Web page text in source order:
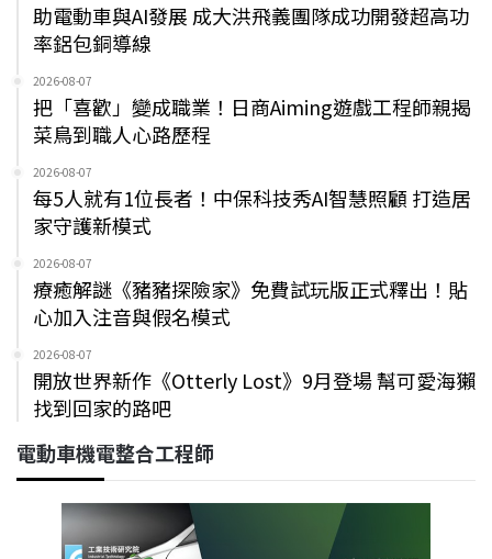
助電動車與AI發展 成大洪飛義團隊成功開發超高功
率鋁包銅導線
2026-08-07
把「喜歡」變成職業！日商Aiming遊戲工程師親揭
菜鳥到職人心路歷程
2026-08-07
每5人就有1位長者！中保科技秀AI智慧照顧 打造居
家守護新模式
2026-08-07
療癒解謎《豬豬探險家》免費試玩版正式釋出！貼
心加入注音與假名模式
2026-08-07
開放世界新作《Otterly Lost》9月登場 幫可愛海獺
找到回家的路吧
電動車機電整合工程師